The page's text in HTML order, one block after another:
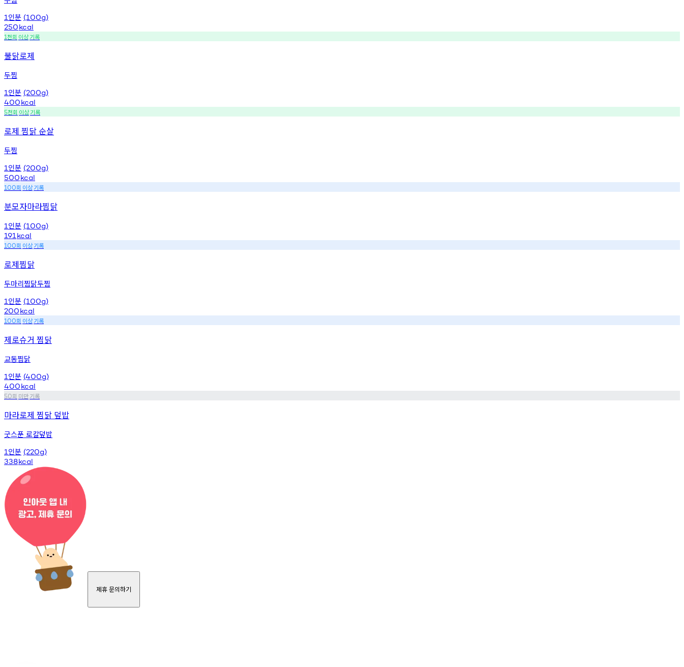
1 인분 (100g)
250kcal
1천회 이상기록
불닭로제
두찜
1 인분 (200g)
400kcal
5천회 이상기록
로제 찜닭 순살
두찜
1 인분 (200g)
500kcal
100회 이상기록
분모자마라찜닭
1 인분 (100g)
191 kcal
100회 이상기록
로제찜닭
두마리찜닭두찜
1 인분 (100g)
200kcal
100회 이상기록
제로슈거 찜닭
교동찜닭
1 인분 (400g)
400kcal
50회 미만기록
마라로제 찜닭 덮밥
굿스푼 로칼덮밥
1 인분 (220g)
338kcal
제휴 문의하기